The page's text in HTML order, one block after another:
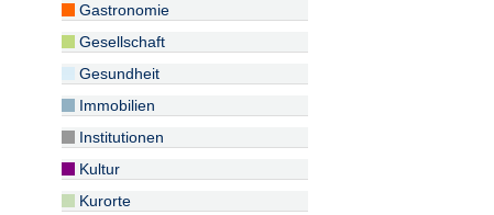
Gastronomie
Gesellschaft
Gesundheit
Immobilien
Institutionen
Kultur
Kurorte